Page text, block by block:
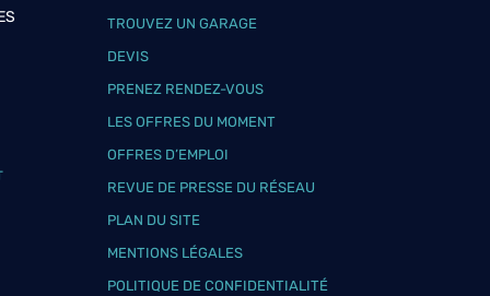
TROUVEZ UN GARAGE
DEVIS
PRENEZ RENDEZ-VOUS
LES OFFRES DU MOMENT
OFFRES D’EMPLOI
REVUE DE PRESSE DU RÉSEAU
PLAN DU SITE
MENTIONS LÉGALES
POLITIQUE DE CONFIDENTIALITÉ